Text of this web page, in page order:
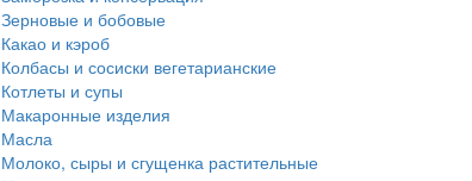
Зерновые и бобовые
Какао и кэроб
Колбасы и сосиски вегетарианские
Котлеты и супы
Макаронные изделия
Масла
Молоко, сыры и сгущенка растительные